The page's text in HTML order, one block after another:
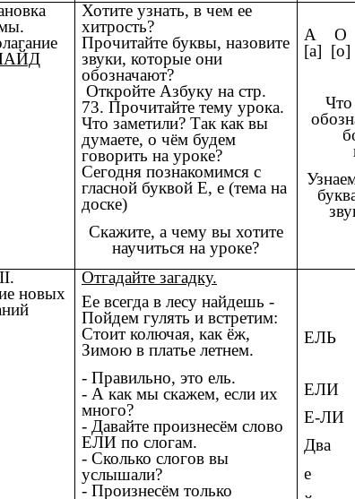
Хотите узнать, в чем ее
хитрость?
Прочитайте буквы, назовите
звуки, которые они
обозначают?
Откройте Азбуку на стр.
73. Прочитайте тему урока.
Что заметили? Так как вы
думаете, о чём будем
говорить на уроке?
Сегодня познакомимся с
гласной буквой Е, е (тема на
доске)
Скажите, а чему вы хотите
научиться на уроке?
А
[а]
новых
Отгадайте загадку.
Ее всегда в лесу найдешь -
Пойдем гулять и встретим:
Стоит колючая, как ёж,
Зимою в платье летнем.
- Правильно, это ель.
- А как мы скажем, если их
много?
- Давайте произнесём слово
ЕЛИ по слогам.
- Сколько слогов вы
услышали?
- Произнесём только
ЕЛЬ
ЕЛИ
Е-ЛИ
Два
е